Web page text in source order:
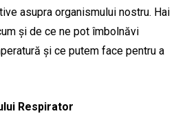
asupra organismului nostru. Hai
și de ce ne pot îmbolnăvi
și ce putem face pentru a
Respirator